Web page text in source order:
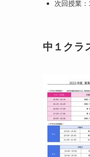
次回授業
中１クラ